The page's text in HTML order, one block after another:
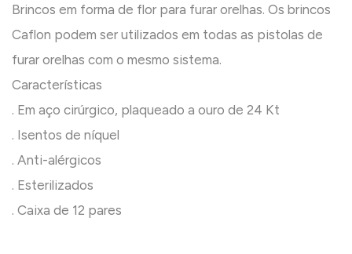
Brincos em forma de flor para furar orelhas. Os brincos
Caflon podem ser utilizados em todas as pistolas de
furar orelhas com o mesmo sistema.
Características
. Em aço cirúrgico, plaqueado a ouro de 24 Kt
. Isentos de níquel
. Anti-alérgicos
. Esterilizados
. Caixa de 12 pares